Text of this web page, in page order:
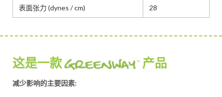
表面张力 (dynes / cm) 28
这是一款 产品
减少影响的主要因素: